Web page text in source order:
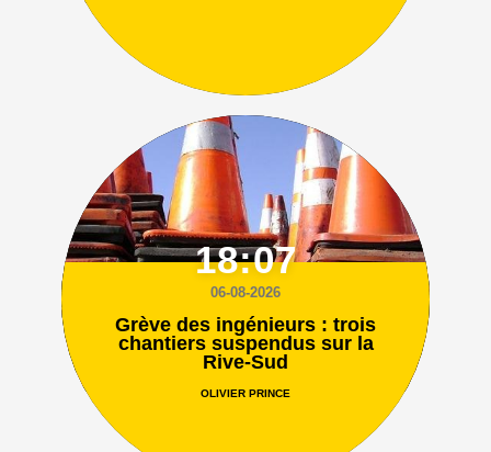
18:07
06-08-2026
Grève des ingénieurs : trois
chantiers suspendus sur la
Rive-Sud
OLIVIER PRINCE